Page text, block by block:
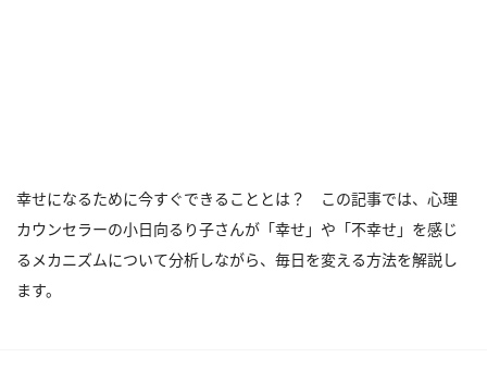
幸せになるために今すぐできることとは？ この記事では、心理
カウンセラーの小日向るり子さんが「幸せ」や「不幸せ」を感じ
るメカニズムについて分析しながら、毎日を変える方法を解説し
ます。